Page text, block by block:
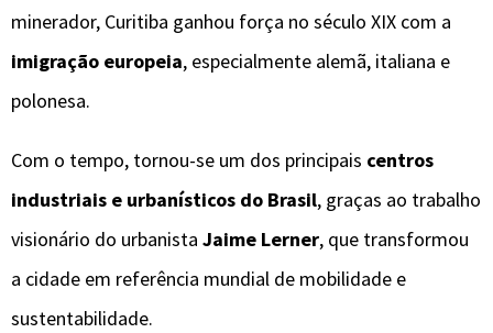
minerador, Curitiba ganhou força no século XIX com a
imigração europeia, especialmente alemã, italiana e
polonesa.
Com o tempo, tornou-se um dos principais centros
industriais e urbanísticos do Brasil, graças ao trabalho
visionário do urbanista Jaime Lerner, que transformou
a cidade em referência mundial de mobilidade e
sustentabilidade.